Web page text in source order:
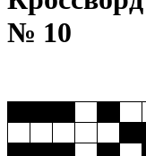
№ 10